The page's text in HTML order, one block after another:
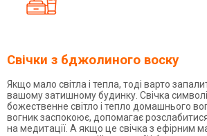
Свічки з бджолиного воску
Якщо мало світла і тепла, тоді варто
вашому затишному будинку. Свічка
божественне світло і тепло домашнього
вогник заспокоює, допомагає
на медитації. А якщо це свічка з ефірним